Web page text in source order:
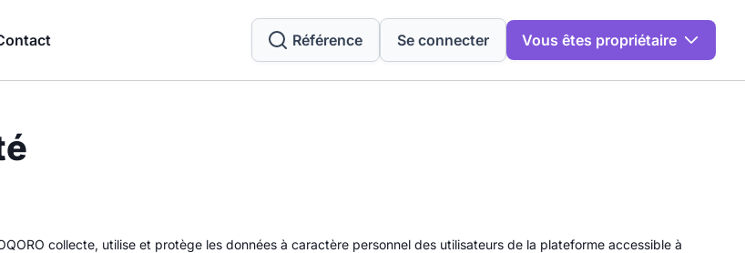
Référence Se connecter Vous êtes propriétaire
collecte, utilise et protège les données à caractère personnel des utilisateurs de la plateforme accessible à